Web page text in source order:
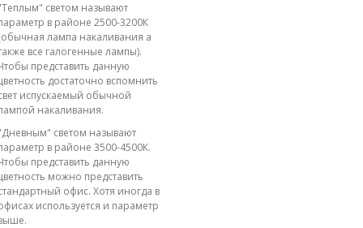
светом называют
в районе 2500-3200К
лампа накаливания а
все галогенные лампы).
представить данную
достаточно вспомнить
испускаемый обычной
накаливания.
светом называют
в районе 3500-4500К.
представить данную
можно представить
офис. Хотя иногда в
используется и параметр